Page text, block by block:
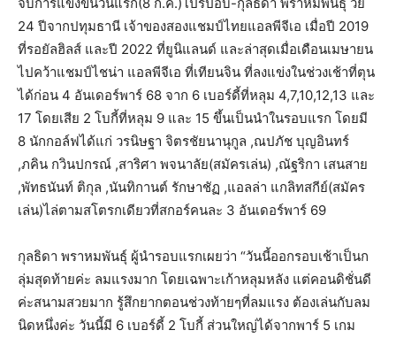
24 ปีจากปทุมธานี เจ้าของสองแชมป์ไทยแอลพีจีเอ เมื่อปี 2019
ที่รอยัลฮิลส์ และปี 2022 ที่ยูนิแลนด์ และล่าสุดเมื่อเดือนเมษายน
ไปคว้าแชมป์ไชน่า แอลพีจีเอ ที่เทียนจิน ที่ลงแข่งในช่วงเช้าที่ตุน
ได้ก่อน 4 อันเดอร์พาร์ 68 จาก 6 เบอร์ดี้ที่หลุม 4,7,10,12,13 และ
17 โดยเสีย 2 โบกี้ที่หลุม 9 และ 15 ขึ้นเป็นนำในรอบแรก โดยมี
8 นักกอล์ฟได้แก่ วรนิษฐา จิตรชัยนานุกูล ,ณปภัช บุญอินทร์
,ภคิน กวินปกรณ์ ,สาริศา พจนาลัย(สมัครเล่น) ,ณัฐริกา เสนสาย
,พัทธนันท์ ติกุล ,นันทิกานต์ รักษาชัฏ ,แอลล่า แกลิทสกีย์(สมัคร
เล่น)ไล่ตามสโตรกเดียวที่สกอร์คนละ 3 อันเดอร์พาร์ 69
กุลธิดา พราหมพันธุ์ ผู้นำรอบแรกเผยว่า “วันนี้ออกรอบเช้าเป็นก
ลุ่มสุดท้ายค่ะ ลมแรงมาก โดยเฉพาะเก้าหลุมหลัง แต่คอนดิชั่นดี
ค่ะสนามสวยมาก รู้สึกยากตอนช่วงท้ายๆที่ลมแรง ต้องเล่นกับลม
นิดหนึ่งค่ะ วันนี้มี 6 เบอร์ดี้ 2 โบกี้ ส่วนใหญ่ได้จากพาร์ 5 เกม